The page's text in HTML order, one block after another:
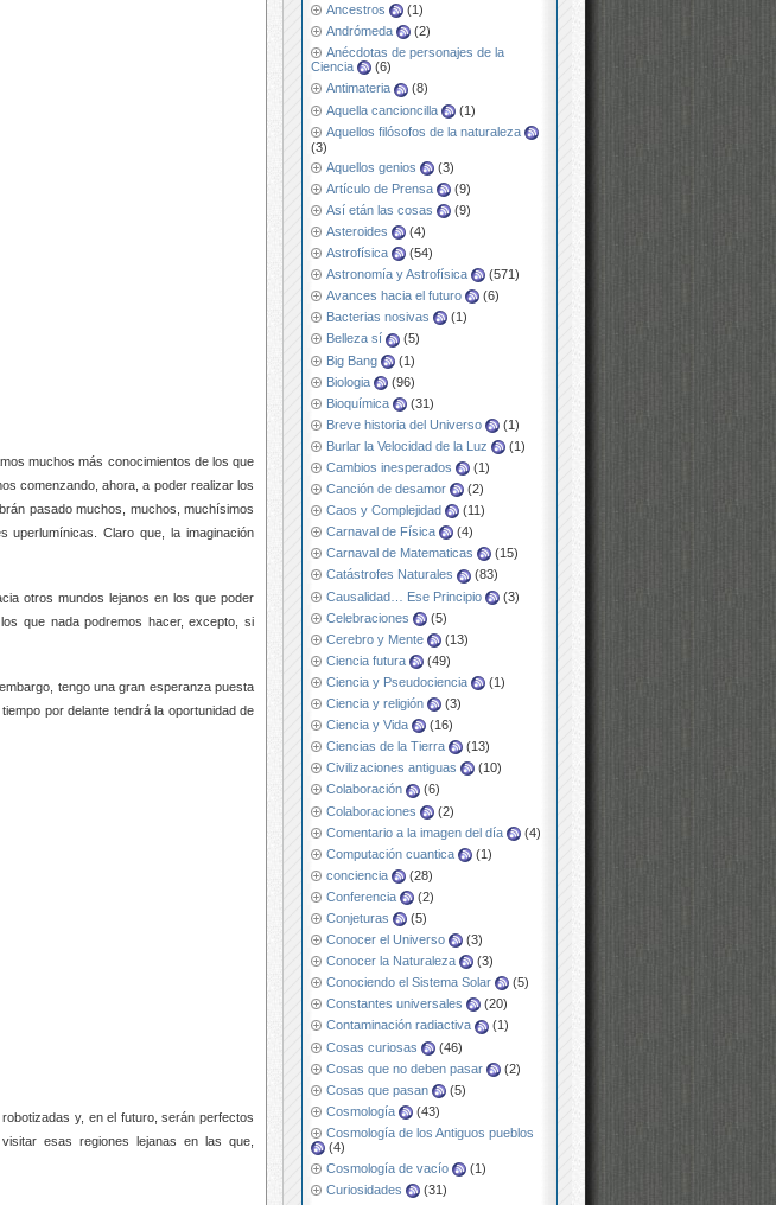
Ancestros
(1)
Andrómeda
(2)
Anécdotas de personajes de la
Ciencia
(6)
Antimateria
(8)
Aquella cancioncilla
(1)
Aquellos filósofos de la naturaleza
(3)
Aquellos genios
(3)
Artículo de Prensa
(9)
Así etán las cosas
(9)
Asteroides
(4)
Astrofísica
(54)
Astronomía y Astrofísica
(571)
Avances hacia el futuro
(6)
Bacterias nosivas
(1)
Belleza sí
(5)
Big Bang
(1)
Biologia
(96)
Bioquímica
(31)
Breve historia del Universo
(1)
Burlar la Velocidad de la Luz
(1)
Cambios inesperados
(1)
Canción de desamor
(2)
Caos y Complejidad
(11)
Carnaval de Física
(4)
Carnaval de Matematicas
(15)
Catástrofes Naturales
(83)
Causalidad… Ese Principio
(3)
Celebraciones
(5)
Cerebro y Mente
(13)
Ciencia futura
(49)
Ciencia y Pseudociencia
(1)
Ciencia y religión
(3)
Ciencia y Vida
(16)
Ciencias de la Tierra
(13)
Civilizaciones antiguas
(10)
Colaboración
(6)
Colaboraciones
(2)
Comentario a la imagen del día
(4)
Computación cuantica
(1)
conciencia
(28)
Conferencia
(2)
Conjeturas
(5)
Conocer el Universo
(3)
Conocer la Naturaleza
(3)
Conociendo el Sistema Solar
(5)
Constantes universales
(20)
Contaminación radiactiva
(1)
Cosas curiosas
(46)
Cosas que no deben pasar
(2)
Cosas que pasan
(5)
Cosmología
(43)
Cosmología de los Antiguos pueblos
(4)
Cosmología de vacío
(1)
Curiosidades
(31)
muchos más conocimientos de los que
comenzando, ahora, a poder realizar los
pasado muchos, muchos, muchísimos
uperlumínicas. Claro que, la imaginación
otros mundos lejanos en los que poder
que nada podremos hacer, excepto, si
tengo una gran esperanza puesta
por delante tendrá la oportunidad de
y, en el futuro, serán perfectos
esas regiones lejanas en las que,